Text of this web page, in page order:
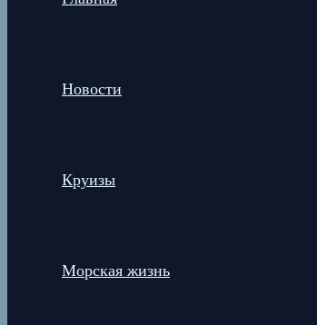
Новости
Круизы
Морская жизнь